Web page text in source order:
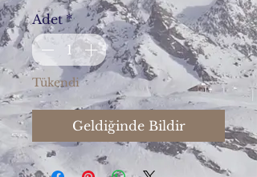
Adet *
Tükendi
Geldiğinde Bildir